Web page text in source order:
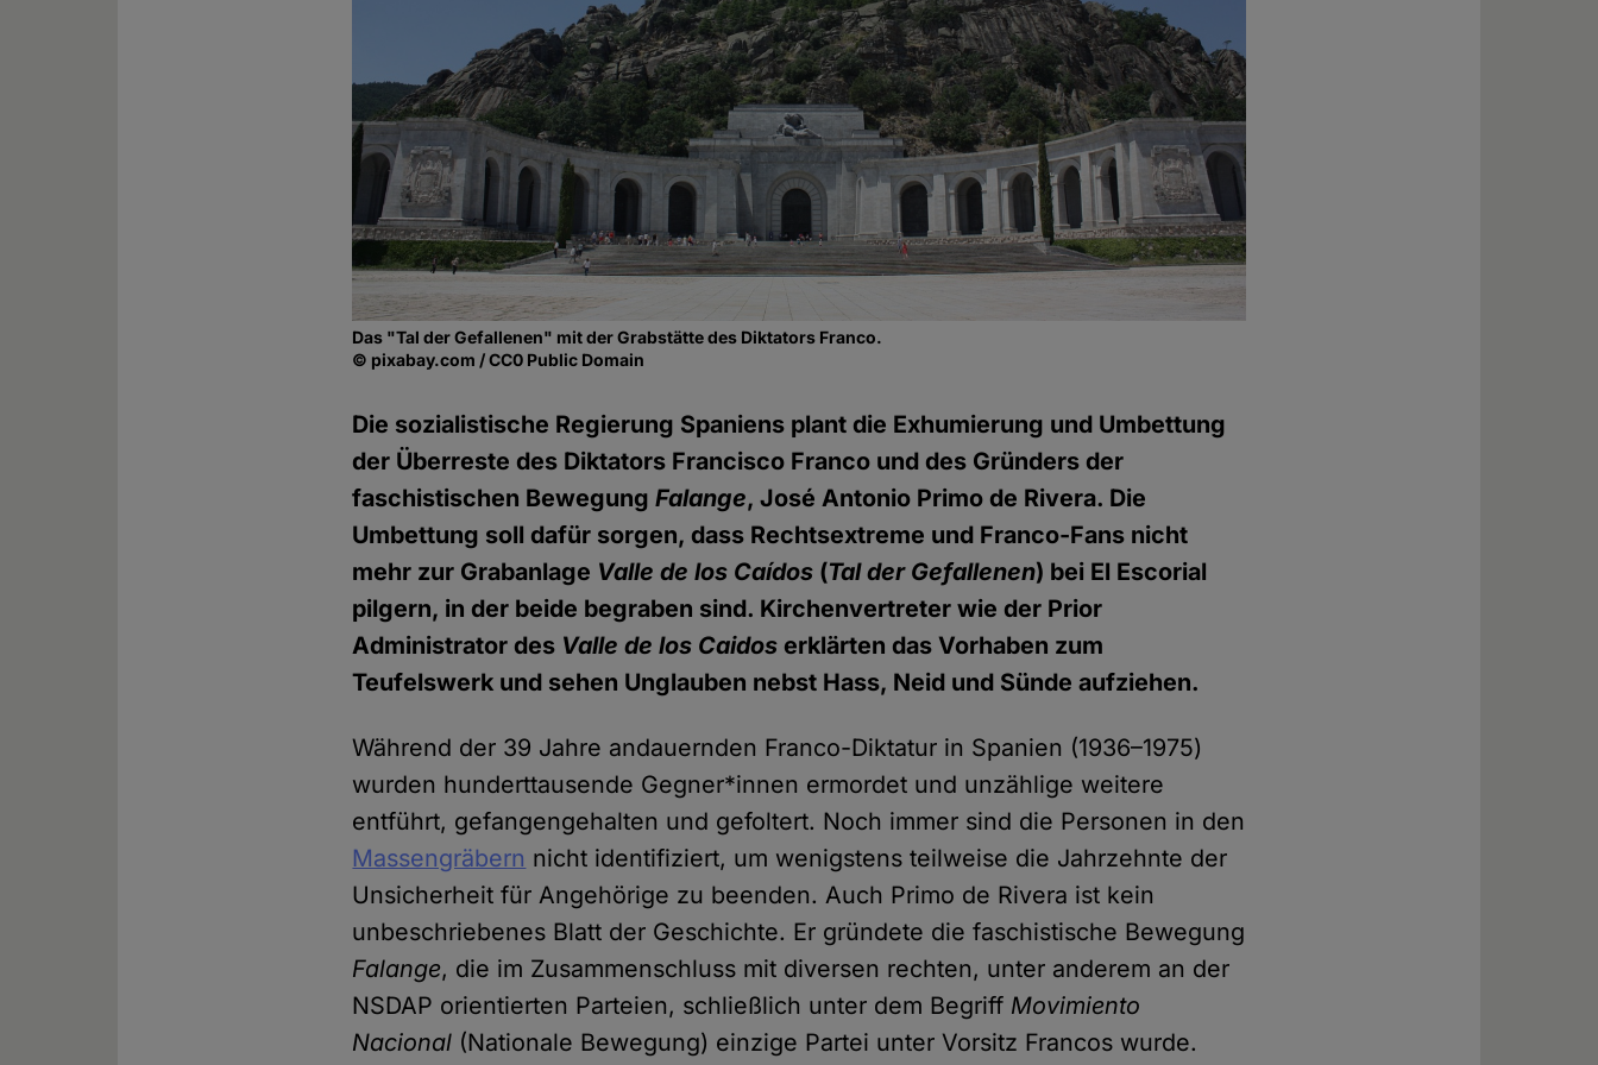
Das "Tal der Gefallenen" mit der Grabstätte des Diktators Franco.
© pixabay.com / CC0 Public Domain
Die sozialistische Regierung Spaniens plant die Exhumierung und Umbettung
der Überreste des Diktators Francisco Franco und des Gründers der
faschistischen BewegungFalange, José Antonio Primo de Rivera. Die
Umbettung soll dafür sorgen, dass Rechtsextreme und Franco-Fans nicht
mehr zur Grabanlage Valle de los Caídos (Tal der Gefallenen) bei El Escorial
pilgern, in der beide begraben sind. Kirchenvertreter wie der Prior
Administrator des Valle de los Caidos erklärten das Vorhaben zum
Teufelswerk und sehen Unglauben nebst Hass, Neid und Sünde aufziehen.
Während der 39 Jahre andauernden Franco-Diktatur in Spanien (1936–1975)
wurden hunderttausende Gegner*innen ermordet und unzählige weitere
entführt, gefangengehalten und gefoltert. Noch immer sind die Personen in den
Massengräbern nicht identifiziert, um wenigstens teilweise die Jahrzehnte der
Unsicherheit für Angehörige zu beenden. Auch Primo de Rivera ist kein
unbeschriebenes Blatt der Geschichte. Er gründete die faschistische Bewegung
Falange, die im Zusammenschluss mit diversen rechten, unter anderem an der
NSDAP orientierten Parteien, schließlich unter dem Begriff Movimiento
Nacional (Nationale Bewegung) einzige Partei unter Vorsitz Francos wurde.